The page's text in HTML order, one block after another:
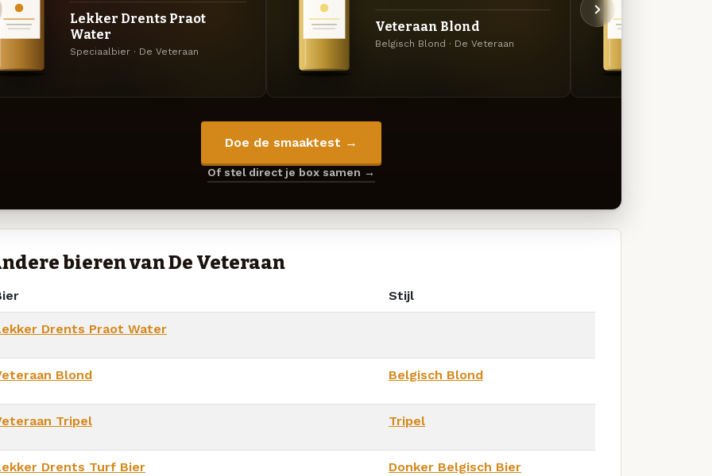
Lekker Drents Praot
Water
Speciaalbier · De Veteraan
Veteraan Blond
Belgisch Blond · De Veteraan
Doe de smaaktest →
Of stel direct je box samen →
bieren van De Veteraan
Stijl
Drents Praot Water
Blond Belgisch Blond
Tripel Tripel
Drents Turf Bier Donker Belgisch Bier